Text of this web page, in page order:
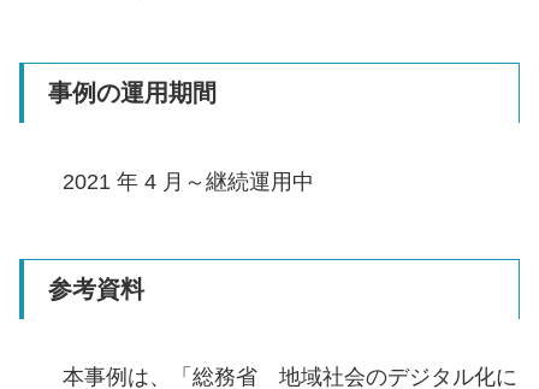
事例の運用期間
2021 年 4 月～継続運用中
参考資料
本事例は、「総務省 地域社会のデジタル化に